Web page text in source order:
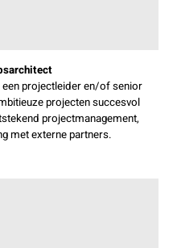
een projectleider en/of senior
projecten succesvol
projectmanagement,
met externe partners.